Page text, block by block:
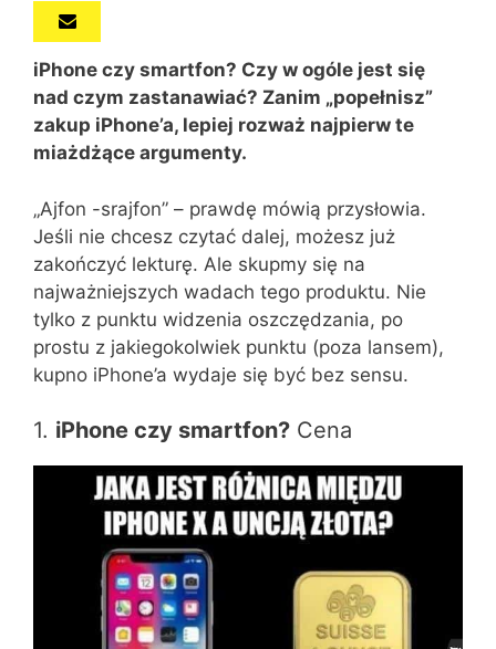
iPhone czy smartfon? Czy w ogóle jest się
nad czym zastanawiać? Zanim „popełnisz”
zakup iPhone’a, lepiej rozważ najpierw te
miażdżące argumenty.
„Ajfon -srajfon” – prawdę mówią przysłowia.
Jeśli nie chcesz czytać dalej, możesz już
zakończyć lekturę. Ale skupmy się na
najważniejszych wadach tego produktu. Nie
tylko z punktu widzenia oszczędzania, po
prostu z jakiegokolwiek punktu (poza lansem),
kupno iPhone’a wydaje się być bez sensu.
1. iPhone czy smartfon? Cena